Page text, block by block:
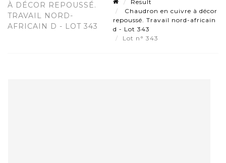
À DÉCOR REPOUSSÉ.
TRAVAIL NORD-
AFRICAIN D - LOT 343
Result
Chaudron en cuivre à décor
repoussé. Travail nord-africain
d - Lot 343
Lot n° 343